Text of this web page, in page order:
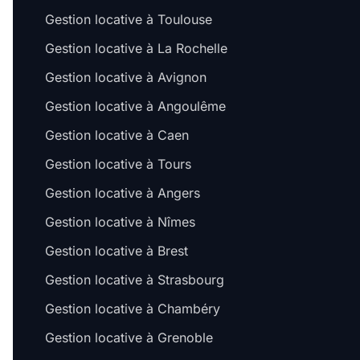
Gestion locative à Toulouse
Gestion locative à La Rochelle
Gestion locative à Avignon
Gestion locative à Angoulême
Gestion locative à Caen
Gestion locative à Tours
Gestion locative à Angers
Gestion locative à Nîmes
Gestion locative à Brest
Gestion locative à Strasbourg
Gestion locative à Chambéry
Gestion locative à Grenoble